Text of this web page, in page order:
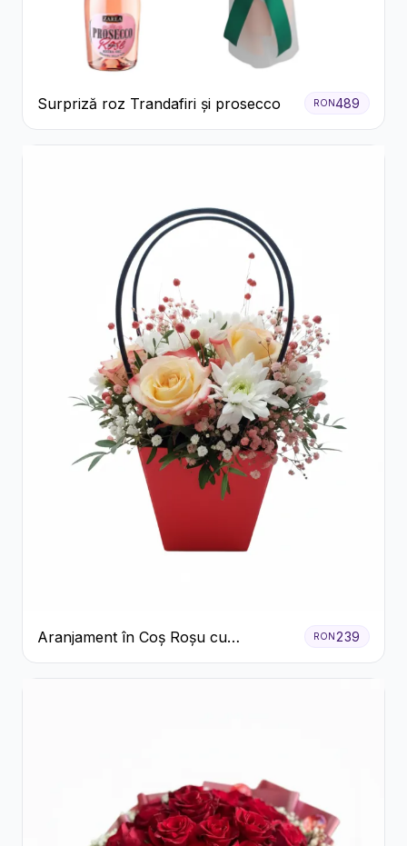
Surpriză roz Trandafiri și prosecco RON 489
Aranjament în Coș Roșu cu
Trandafiri și Crizanteme Albe
RON239